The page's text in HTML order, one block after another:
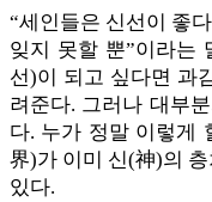
“세인들은 신선이 좋
잊지 못할 뿐”이라는
선)이 되고 싶다면 과
려준다. 그러나 대부
다. 누가 정말 이렇게
界)가 이미 신(神)의
있다.